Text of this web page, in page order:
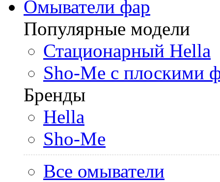
Омыватели фар
Популярные модели
Стационарный Hella
Sho-Me с плоскими
Бренды
Hella
Sho-Me
Все омыватели